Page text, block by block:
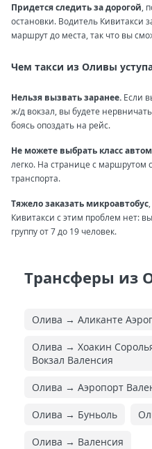
Придется следить за дорогой,
остановки. Водитель Кивитакси
маршрут до места, так что вы
Чем такси из Оливы
Нельзя вызвать заранее. Если
ж/д вокзал, вы будете
боясь опоздать на рейс.
Не можете выбрать класс
легко. На странице с маршрутом
транспорта.
Тяжело заказать микроавтобус
Кивитакси с этим проблем нет:
группу от 7 до 19 человек.
Трансферы из
Олива → Аликанте
Олива → Хоакин
Вокзал Валенсия
Олива → Аэропорт
Олива → Буньоль
Олива → Валенсия